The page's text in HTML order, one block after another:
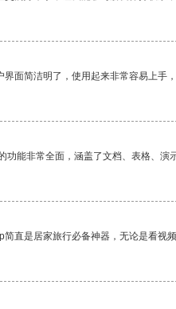
界面简洁明了，使用起来非常容易上手
功能非常全面，涵盖了文档、表格、演
简直是居家旅行必备神器，无论是看视